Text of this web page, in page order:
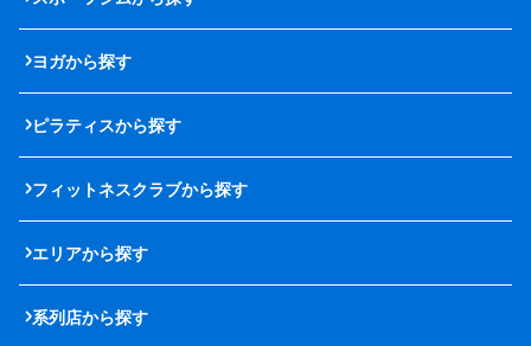
ヨガから探す
ピラティスから探す
フィットネスクラブから探す
エリアから探す
系列店から探す